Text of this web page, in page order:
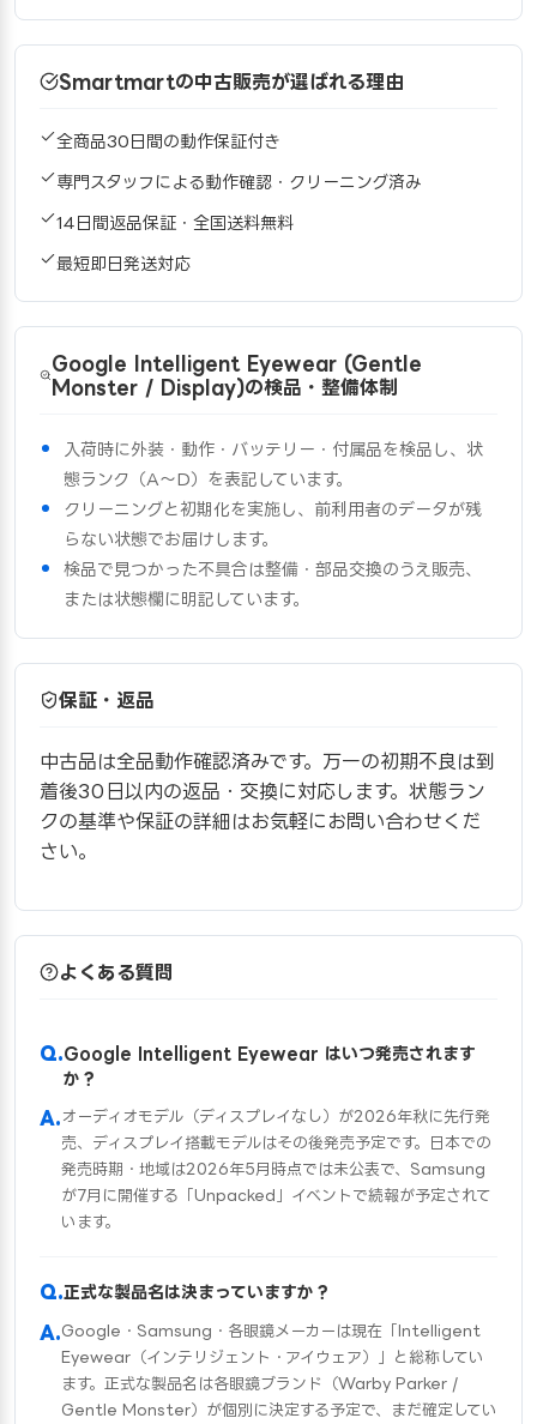
Smartmartの中古販売が選ばれる理由
全商品30日間の動作保証付き
専門スタッフによる動作確認・クリーニング済み
14日間返品保証・全国送料無料
最短即日発送対応
Google Intelligent Eyewear (Gentle
Monster / Display)の検品・整備体制
入荷時に外装・動作・バッテリー・付属品を検品し、状
態ランク（A〜D）を表記しています。
クリーニングと初期化を実施し、前利用者のデータが残
らない状態でお届けします。
検品で見つかった不具合は整備・部品交換のうえ販売、
または状態欄に明記しています。
保証・返品
中古品は全品動作確認済みです。万一の初期不良は到
着後30日以内の返品・交換に対応します。状態ラン
クの基準や保証の詳細はお気軽にお問い合わせくだ
さい。
よくある質問
Google Intelligent Eyewear はいつ発売されます
か？
オーディオモデル（ディスプレイなし）が2026年秋に先行発
売、ディスプレイ搭載モデルはその後発売予定です。日本での
発売時期・地域は2026年5月時点では未公表で、Samsung
が7月に開催する「Unpacked」イベントで続報が予定されて
います。
正式な製品名は決まっていますか？
Google・Samsung・各眼鏡メーカーは現在「Intelligent
Eyewear（インテリジェント・アイウェア）」と総称してい
ます。正式な製品名は各眼鏡ブランド（Warby Parker /
Gentle Monster）が個別に決定する予定で、まだ確定してい